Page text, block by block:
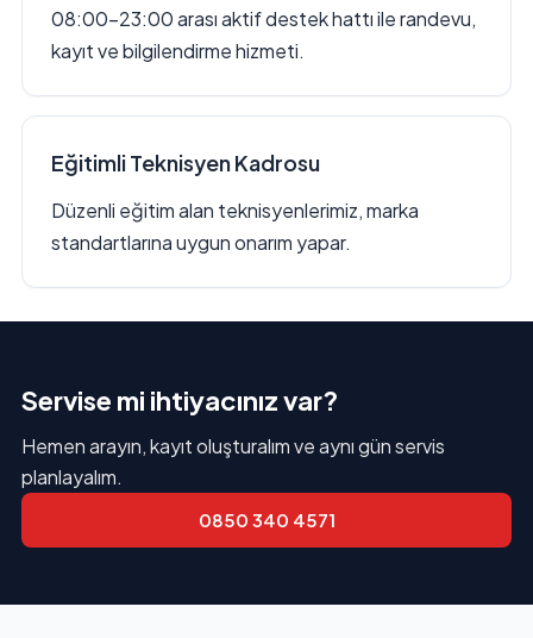
08:00–23:00 arası aktif destek hattı ile randevu,
kayıt ve bilgilendirme hizmeti.
Eğitimli Teknisyen Kadrosu
Düzenli eğitim alan teknisyenlerimiz, marka
standartlarına uygun onarım yapar.
Servise mi ihtiyacınız var?
Hemen arayın, kayıt oluşturalım ve aynı gün servis
planlayalım.
0850 340 4571